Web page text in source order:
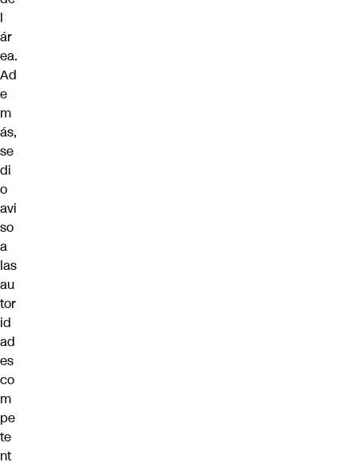
l
ár
ea.
Ad
e
m
ás,
se
di
o
avi
so
a
las
au
tor
id
ad
es
co
m
pe
te
nt